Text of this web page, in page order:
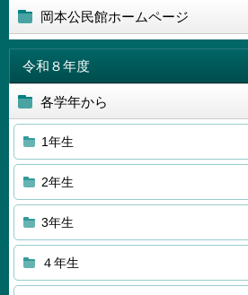
岡本公民館ホームページ
令和８年度
各学年から
1年生
2年生
3年生
４年生